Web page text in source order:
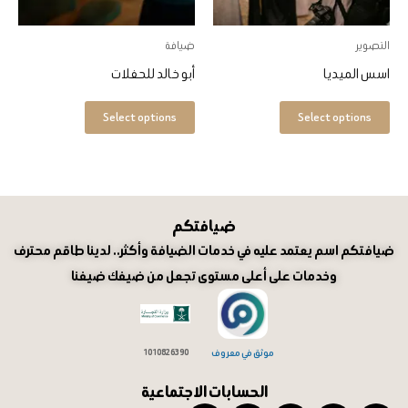
التصوير
اسس الميديا
Select options
لهذا
المنتج
ضيافة
أبو خالد للحفلات
Select options
لهذا
المنتج
ضيافتكم
ضيافتكم اسم يعتمد عليه في خدمات الضيافة وأكثر.. لدينا طاقم محترف
وخدمات على أعلى مستوى تجعل من ضيفك ضيفنا
موثق في معروف 1010826390
الحسابات الاجتماعية